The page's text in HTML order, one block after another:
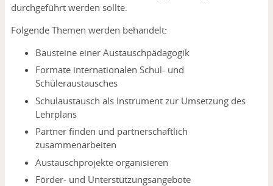
durchgeführt werden sollte.
Folgende Themen werden behandelt:
Bausteine einer Austauschpädagogik
Formate internationalen Schul- und
Schüleraustausches
Schulaustausch als Instrument zur Umsetzung des
Lehrplans
Partner finden und partnerschaftlich
zusammenarbeiten
Austauschprojekte organisieren
Förder- und Unterstützungsangebote